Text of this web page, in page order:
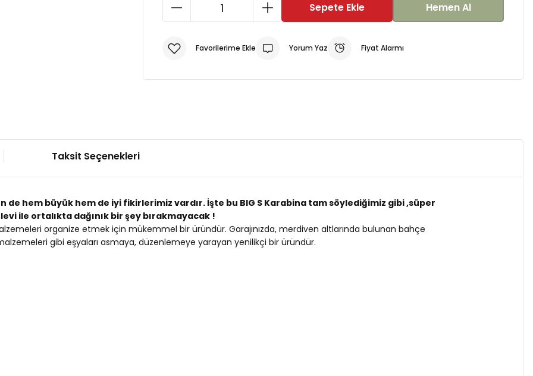
Sepete Ekle Hemen Al
Yorum Yaz Fiyat Alarmı
Taksit Seçenekleri
hem büyük hem de iyi fikirlerimiz vardır. İşte bu BIG S Karabina tam söylediğimiz gibi ,süper
ile ortalıkta dağınık bir şey bırakmayacak !
organize etmek için mükemmel bir üründür. Garajınızda, merdiven altlarında bulunan bahçe
gibi eşyaları asmaya, düzenlemeye yarayan yenilikçi bir üründür.